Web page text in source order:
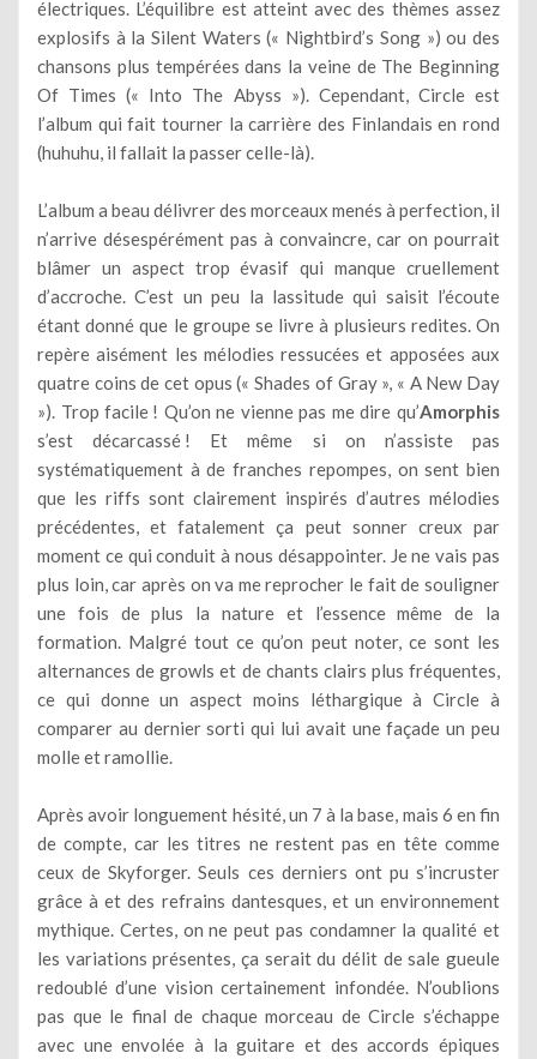
électriques. L’équilibre est atteint avec des thèmes assez
explosifs à la Silent Waters (« Nightbird’s Song ») ou des
chansons plus tempérées dans la veine de The Beginning
Of Times (« Into The Abyss »). Cependant, Circle est
l’album qui fait tourner la carrière des Finlandais en rond
(huhuhu, il fallait la passer celle-là).
L’album a beau délivrer des morceaux menés à perfection, il
n’arrive désespérément pas à convaincre, car on pourrait
blâmer un aspect trop évasif qui manque cruellement
d’accroche. C’est un peu la lassitude qui saisit l’écoute
étant donné que le groupe se livre à plusieurs redites. On
repère aisément les mélodies ressucées et apposées aux
quatre coins de cet opus (« Shades of Gray », « A New Day
»). Trop facile ! Qu’on ne vienne pas me dire qu’Amorphis
s’est décarcassé ! Et même si on n’assiste pas
systématiquement à de franches repompes, on sent bien
que les riffs sont clairement inspirés d’autres mélodies
précédentes, et fatalement ça peut sonner creux par
moment ce qui conduit à nous désappointer. Je ne vais pas
plus loin, car après on va me reprocher le fait de souligner
une fois de plus la nature et l’essence même de la
formation. Malgré tout ce qu’on peut noter, ce sont les
alternances de growls et de chants clairs plus fréquentes,
ce qui donne un aspect moins léthargique à Circle à
comparer au dernier sorti qui lui avait une façade un peu
molle et ramollie.
Après avoir longuement hésité, un 7 à la base, mais 6 en fin
de compte, car les titres ne restent pas en tête comme
ceux de Skyforger. Seuls ces derniers ont pu s’incruster
grâce à et des refrains dantesques, et un environnement
mythique. Certes, on ne peut pas condamner la qualité et
les variations présentes, ça serait du délit de sale gueule
redoublé d’une vision certainement infondée. N’oublions
pas que le final de chaque morceau de Circle s’échappe
avec une envolée à la guitare et des accords épiques